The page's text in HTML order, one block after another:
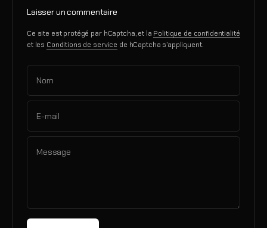
Laisser un commentaire
Ce site est protégé par hCaptcha, et la Politique de confidentialité
et les Conditions de service de hCaptcha s’appliquent.
Nom
E-mail
Message